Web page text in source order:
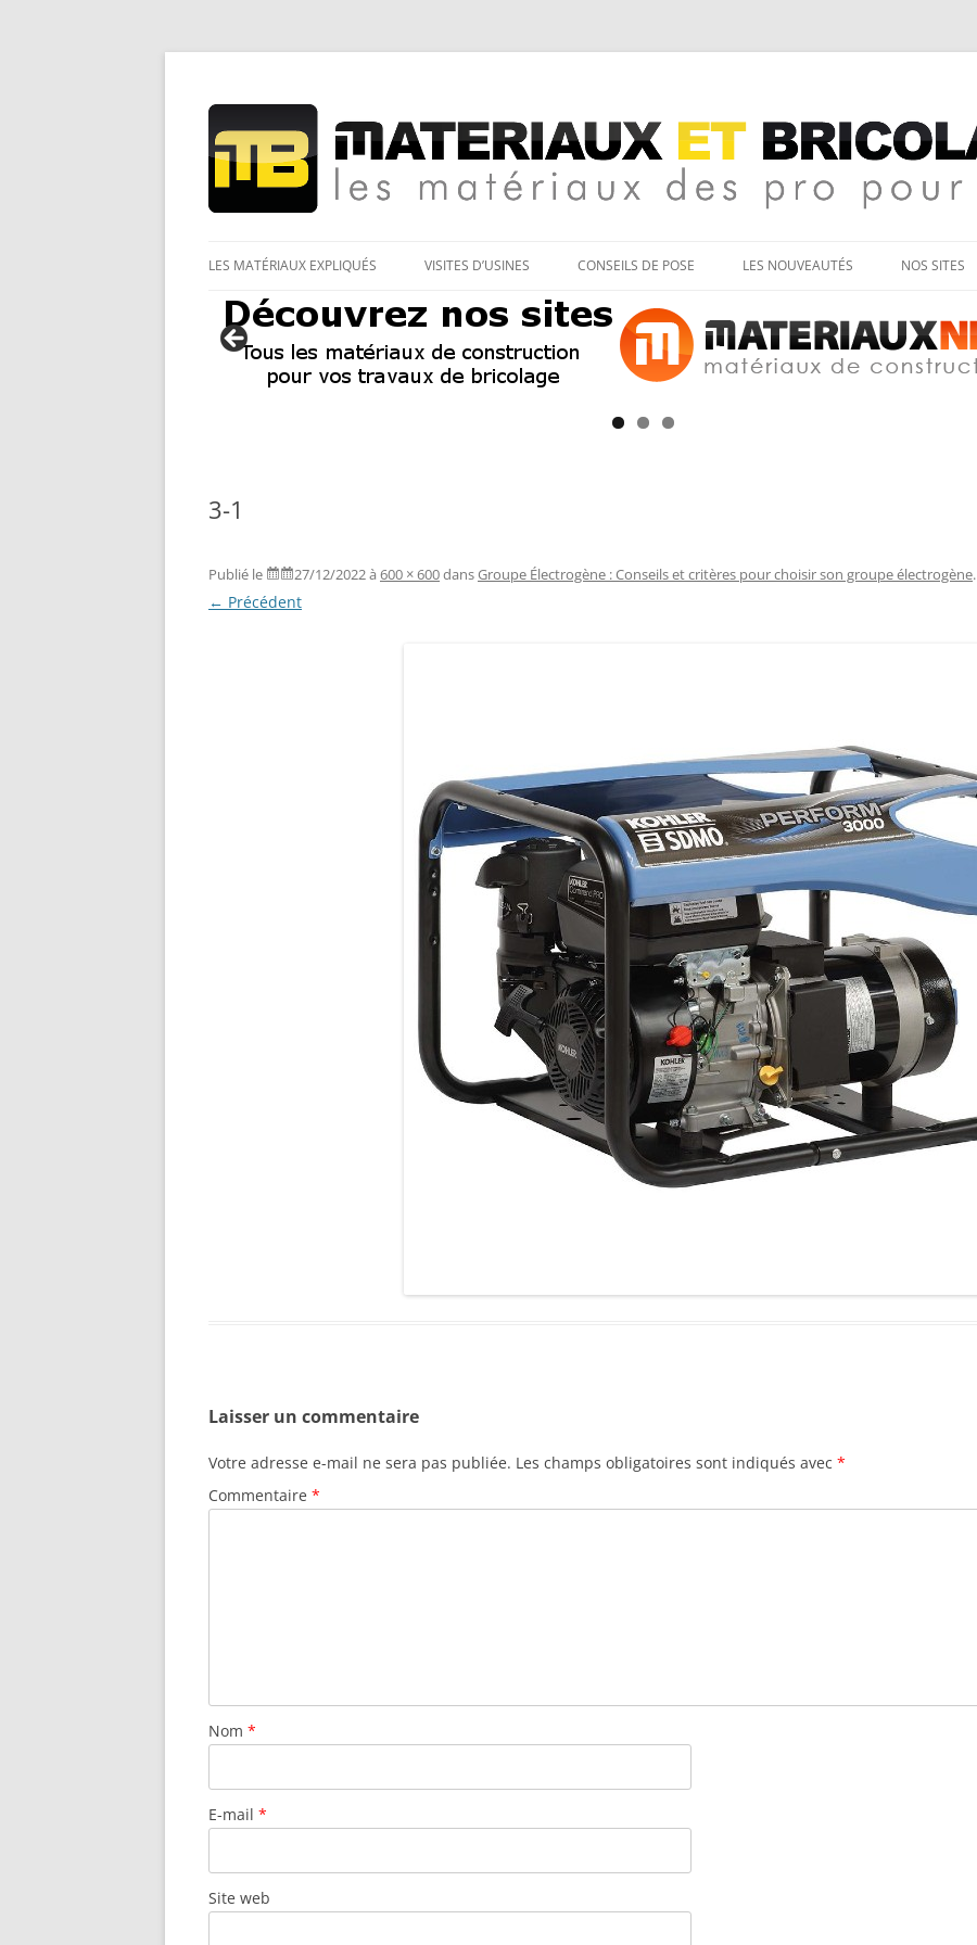
Matériaux et bricolage
au
LES MATÉRIAUX EXPLIQUÉS VISITES D’USINES CONSEILS DE POSE LES NOUVEAUTÉS NOS SITES
3-1
Publié le 27/12/2022à 600 × 600dansGroupe Électrogène : Conseils et critères pour choisir son groupe électrogène.
← Précédent
Laisser un commentaire
Votre adresse e-mail ne sera pas publiée. Les champs obligatoires sont indiqués avec *
Commentaire *
Nom *
E-mail *
Site web